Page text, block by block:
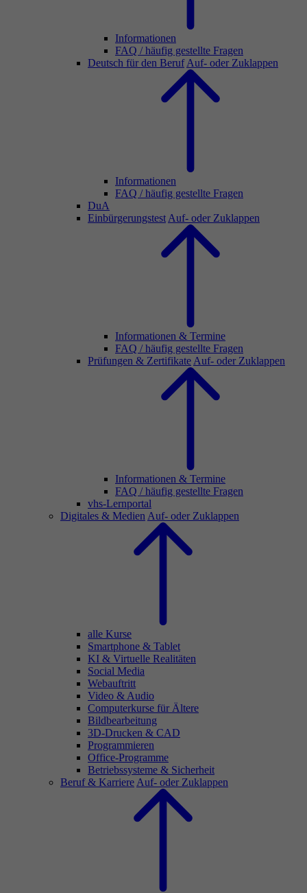
Informationen
FAQ / häufig gestellte Fragen
Deutsch für den Beruf Auf- oder Zuklappen
Informationen
FAQ / häufig gestellte Fragen
DuA
Einbürgerungstest Auf- oder Zuklappen
Informationen & Termine
FAQ / häufig gestellte Fragen
Prüfungen & Zertifikate Auf- oder Zuklappen
Informationen & Termine
FAQ / häufig gestellte Fragen
vhs-Lernportal
Digitales & Medien Auf- oder Zuklappen
alle Kurse
Smartphone & Tablet
KI & Virtuelle Realitäten
Social Media
Webauftritt
Video & Audio
Computerkurse für Ältere
Bildbearbeitung
3D-Drucken & CAD
Programmieren
Office-Programme
Betriebssysteme & Sicherheit
Beruf & Karriere Auf- oder Zuklappen